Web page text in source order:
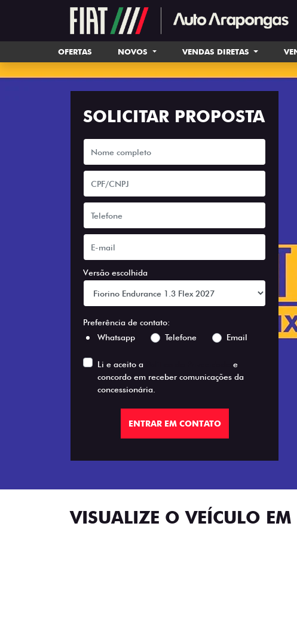
OFERTAS NOVOS VENDAS DIRETAS
SOLICITAR PROPOSTA
Versão escolhida
Preferência de contato:
Whatsapp
Telefone Email
Li e aceito a
e
concordo em receber comunicações da
concessionária.
ENTRAR EM CONTATO
VISUALIZE O VEÍCULO EM